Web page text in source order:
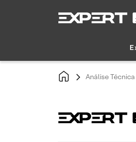
Análise Técnica